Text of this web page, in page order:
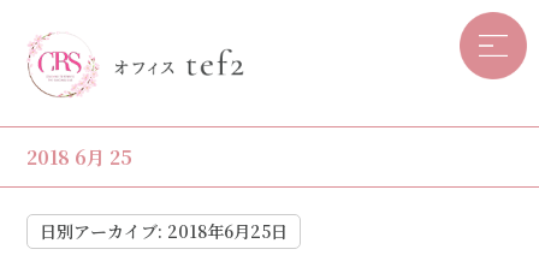
2018 6月 25
日別アーカイブ: 2018年6月25日